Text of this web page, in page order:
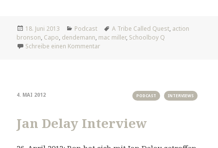
Veröffentlicht
am
18. Juni 2013 Kategorien
Podcast Tags
A Tribe Called Quest, action
bronson, Capo, dendemann, mac miller, Schoolboy Q
Schreibe einen Kommentarzu Red Dot Music
4. MAI 2012 INTERVIEWS
PODCAST
Jan Delay Interview